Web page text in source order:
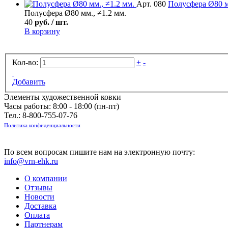
Арт. 080 Полусфера Ø80
Полусфера Ø80 мм., ≠1.2 мм.
40 руб. / шт.
В корзину
Кол-во: + -
Добавить
Элементы художественной ковки
Часы работы: 8:00 - 18:00 (пн-пт)
Тел.: 8-800-755-07-76
Политика конфиденциальности
По всем вопросам пишите нам на электронную почту:
info@vrn-ehk.ru
О компании
Отзывы
Новости
Доставка
Оплата
Партнерам